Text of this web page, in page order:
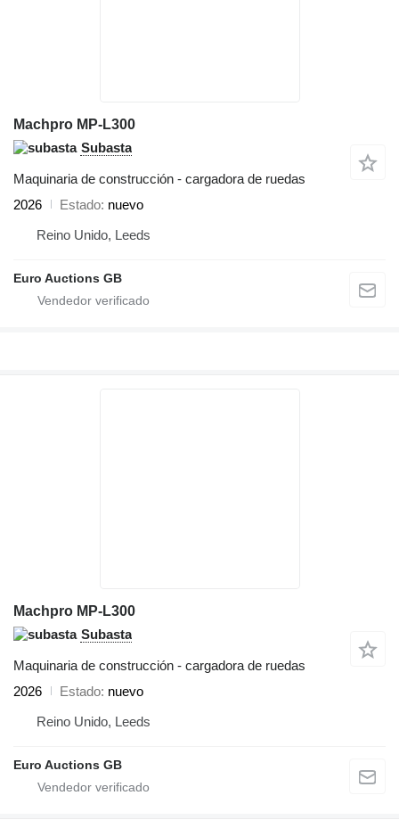
Machpro MP-L300
Subasta
Maquinaria de construcción - cargadora de ruedas
2026
Estado nuevo
Reino Unido, Leeds
Euro Auctions GB
Machpro MP-L300
Subasta
Maquinaria de construcción - cargadora de ruedas
2026
Estado nuevo
Reino Unido, Leeds
Euro Auctions GB